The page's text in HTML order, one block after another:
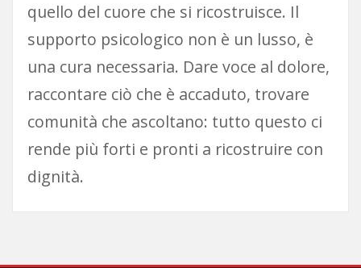
quello del cuore che si ricostruisce. Il
supporto psicologico non è un lusso, è
una cura necessaria. Dare voce al dolore,
raccontare ciò che è accaduto, trovare
comunità che ascoltano: tutto questo ci
rende più forti e pronti a ricostruire con
dignità.